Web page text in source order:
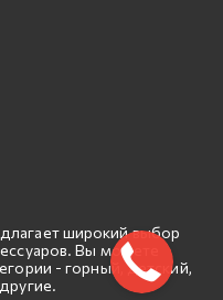
широкий выбор
Вы можете
- горный, детский,